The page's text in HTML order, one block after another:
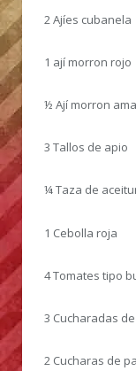
2 Ajíes cubanela
1 ají morron rojo
½ Ají morron
3 Tallos de apio
¼ Taza de
1 Cebolla roja
4 Tomates tipo
3 Cucharadas
2 Cucharas de